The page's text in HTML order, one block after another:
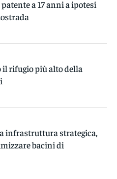
a 17 anni a ipotesi
il rifugio più alto della
infrastruttura strategica,
bacini di